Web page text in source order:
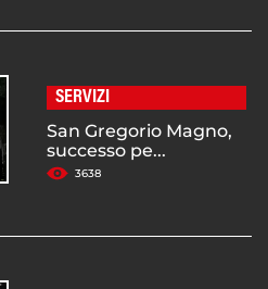
SERVIZI
San Gregorio Magno,
successo pe...
3638